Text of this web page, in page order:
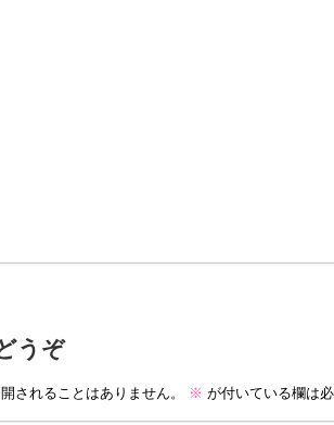
うぞ
されることはありません。 ※ が付いている欄は